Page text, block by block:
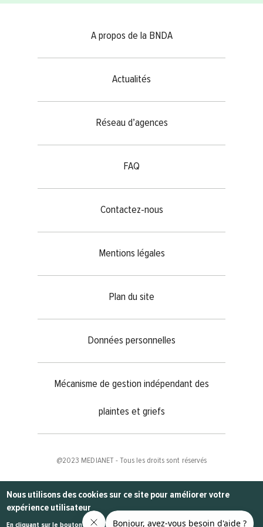
A propos de la BNDA
Actualités
Réseau d’agences
FAQ
Contactez-nous
Mentions légales
Plan du site
Données personnelles
Mécanisme de gestion indépendant des
plaintes et griefs
@2023 MEDIANET - Tous les droits sont réservés
Nous utilisons des cookies sur ce site pour améliorer votre
expérience utilisateur
En cliquant sur le bouton Accepter, vous acceptez que nous le fassions.